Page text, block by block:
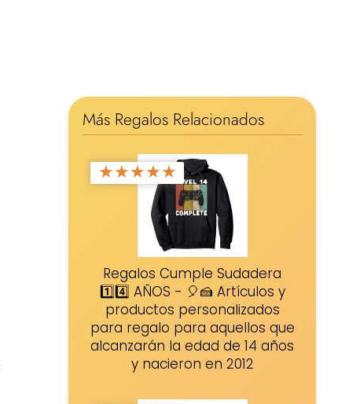
Más Regalos Relacionados
★★★★★
Regalos Cumple Sudadera
1️⃣4️⃣ AÑOS - 🎈🍰 Artículos y
productos personalizados
para regalo para aquellos que
alcanzarán la edad de 14 años
y nacieron en 2012